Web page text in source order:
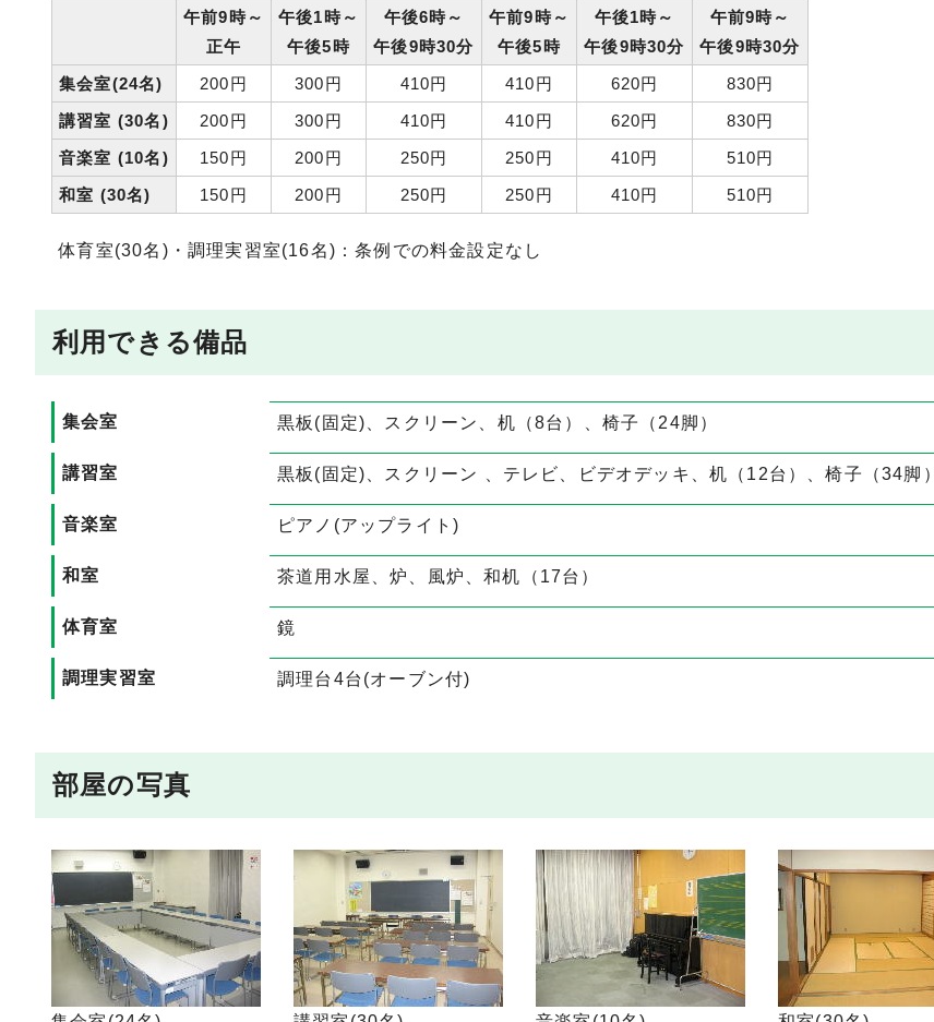
午前9時～
正午
午後1時～
午後5時
午後6時～
午後9時30分
午前9時～
午後5時
午後1時～
午後9時30分
午前9時～
午後9時30分
集会室(24名)
200円 300円 410円 410円 620円
830円
講習室 (30名)
200円 300円 410円 410円 620円
830円
音楽室 (10名)
150円 200円 250円 250円 410円
510円
和室 (30名)
150円 200円 250円 250円 410円 510円
体育室(30名)・調理実習室(16名)：条例での料金設定なし
利用できる備品
集会室 黒板(固定)、スクリーン、机（8台）、椅子（24脚）
講習室 黒板(固定)、スクリーン 、テレビ、ビデオデッキ、机（12台）、椅子（34脚）
音楽室 ピアノ(アップライト)
和室 茶道用水屋、炉、風炉、和机（17台）
体育室 鏡
調理実習室 調理台4台(オーブン付)
部屋の写真